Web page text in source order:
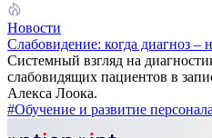
Новости
Слабовидение: когда диагноз –
Системный взгляд на
слабовидящих пациентов в
Алекса Лоока.
#Обучение и развитие персонала